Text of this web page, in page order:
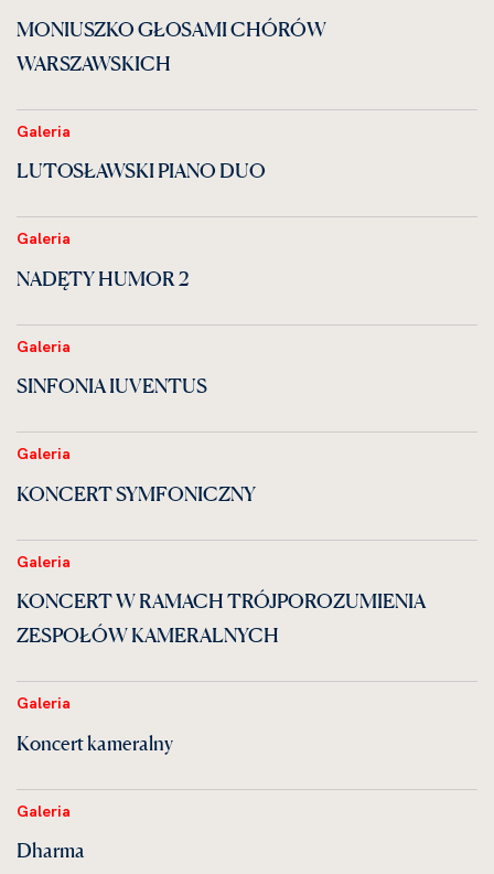
MONIUSZKO GŁOSAMI CHÓRÓW
WARSZAWSKICH
Galeria
LUTOSŁAWSKI PIANO DUO
Galeria
NADĘTY HUMOR 2
Galeria
SINFONIA IUVENTUS
Galeria
KONCERT SYMFONICZNY
Galeria
KONCERT W RAMACH TRÓJPOROZUMIENIA
ZESPOŁÓW KAMERALNYCH
Galeria
Koncert kameralny
Galeria
Dharma